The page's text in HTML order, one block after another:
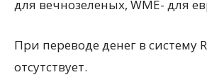
для вечнозеленых, WME- для
При переводе денег в систему
отсутствует.